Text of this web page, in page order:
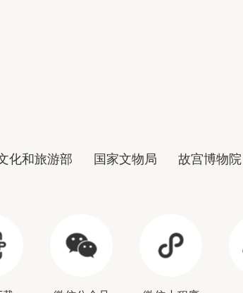
化和旅游部 国家文物局 故宫博物院